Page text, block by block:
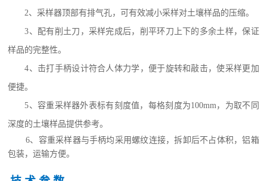
2、采样器顶部有排气孔，可有效减小采样对土壤样品的压缩。
3、配有削土刀，采样完成后，削平环刀上下的多余土样，保证
样品的完整性。
4、击打手柄设计符合人体力学，便于旋转和敲击，使采样更加
便捷。
5、容重采样器外表标有刻度值，每格刻度为100mm，为取不同
深度的土壤样品提供参考。
6、容重采样器与手柄均采用螺纹连接，拆卸后不占体积，铝箱
包装，运输方便。